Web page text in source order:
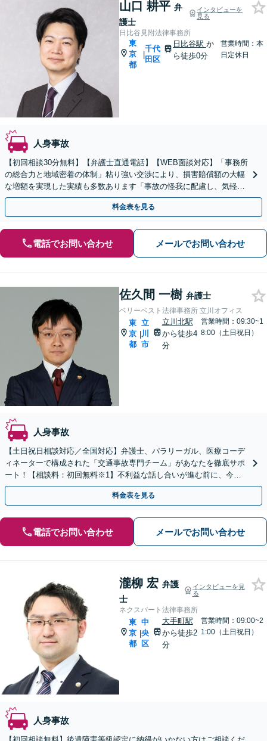
山口 耕平 弁
護士
インタビューを
見る
日比谷見附法律事務所
東
京
都
|
千代
田区
日比谷駅か
ら徒歩0分
営業時間：本
日定休日
人身事故
【初回相談30分無料】【弁護士直通電話】【WEB面談対応】「事務所
の総合力と地域密着の体制」粘り強い交渉により、損害賠償額の大幅
な増額を実現した実績も多数あります「事故の怪我に配慮し、気軽に
ご相談いただける環境をご用意」【休日・夜間相談可】
料金表を見る
電話でお問い合わせ メールでお問い合わせ
佐久間 一樹 弁護士
ベリーベスト法律事務所 立川オフィス
東
京
都
|
立
川
市
立川北駅
から徒歩4
分
営業時間：09:30~1
8:00（土日祝日）
人身事故
【土日祝日相談対応／全国対応】弁護士、パラリーガル、医療コーデ
ィネーターで構成された「交通事故専門チーム」があなたを徹底サポ
ート！【相談料：初回無料※1】不利益な話し合いが進む前に、今す
ぐ相談！
料金表を見る
電話でお問い合わせ メールでお問い合わせ
瀧柳 宏 弁護
士
インタビューを見
る
ネクスパート法律事務所
東
京
都
|
中
央
区
大手町駅
から徒歩2
分
営業時間：09:00~2
1:00（土日祝日）
人身事故